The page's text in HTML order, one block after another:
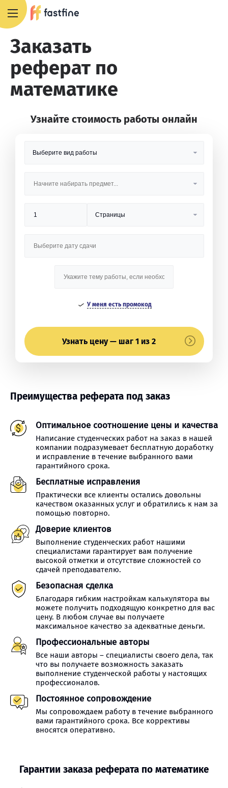
Заказать
реферат по
математике
Узнайте стоимость работы онлайн
У меня есть промокод
Узнать цену — шаг 1 из 2
Преимущества реферата под заказ
Оптимальное соотношение цены и качества
Написание студенческих работ на заказ в нашей
компании подразумевает бесплатную доработку
и исправление в течение выбранного вами
гарантийного срока.
Бесплатные исправления
Практически все клиенты остались довольны
качеством оказанных услуг и обратились к нам за
помощью повторно.
Доверие клиентов
Выполнение студенческих работ нашими
специалистами гарантирует вам получение
высокой отметки и отсутствие сложностей со
сдачей преподавателю.
Безопасная сделка
Благодаря гибким настройкам калькулятора вы
можете получить подходящую конкретно для вас
цену. В любом случае вы получаете
максимальное качество за адекватные деньги.
Профессиональные авторы
Все наши авторы – специалисты своего дела, так
что вы получаете возможность заказать
выполнение студенческой работы у настоящих
профессионалов.
Постоянное сопровождение
Мы сопровождаем работу в течение выбранного
вами гарантийного срока. Все коррективы
вносятся оперативно.
Гарантии заказа реферата по математике